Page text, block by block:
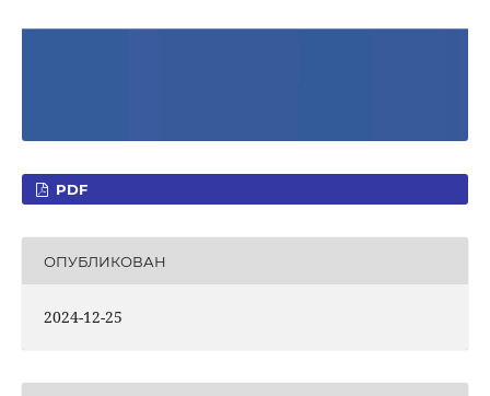
PDF
ОПУБЛИКОВАН
2024-12-25